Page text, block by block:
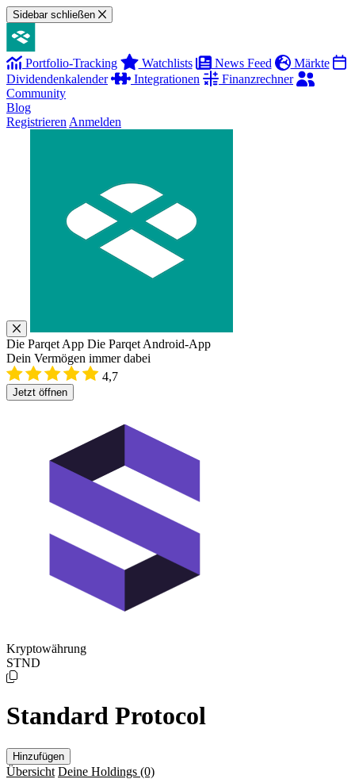
Sidebar schließen
Portfolio-Tracking Watchlists News Feed
Märkte
Dividendenkalender
Integrationen
Finanzrechner
Community
Blog
Registrieren Anmelden
Die Parqet App Die Parqet Android-App
Dein Vermögen immer dabei
4,7
Jetzt öffnen
Kryptowährung
STND
Standard Protocol
Hinzufügen
Übersicht Deine Holdings (0)